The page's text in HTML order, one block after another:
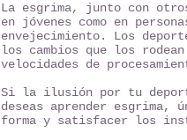
La esgrima, junto con
en jóvenes como en
envejecimiento. Los
los cambios que los
velocidades de
Si la ilusión por tu
deseas aprender esgrima,
forma y satisfacer los